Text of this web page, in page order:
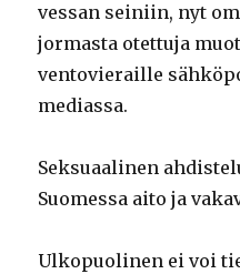
vessan seiniin, nyt
jormasta otettuja
ventovieraille
mediassa.
Seksuaalinen
Suomessa aito ja
Ulkopuolinen ei voi